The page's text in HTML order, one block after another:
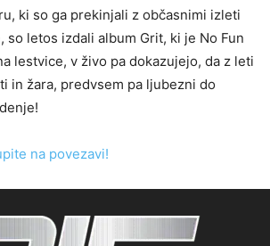
ki so ga prekinjali z občasnimi izleti
so letos izdali album Grit, ki je No Fun
lestvice, v živo pa dokazujejo, da z leti
in žara, predvsem pa ljubezni do
na povezavi!